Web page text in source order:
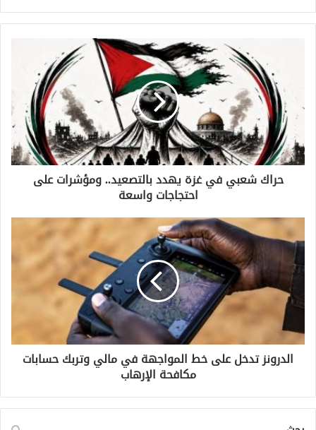
ش
ي
ف
ة
ي
ه
د
ا
ل
ت
د
حراك شعبي في غزة يهدد بالتصعيد.. ومؤشرات على
احتجاجات واسعة
ل
ر
ز
ت
د
ل
الدرونز تدخل على خط المواجهة في مالي وتربك حسابات
مكافحة الإرهاب